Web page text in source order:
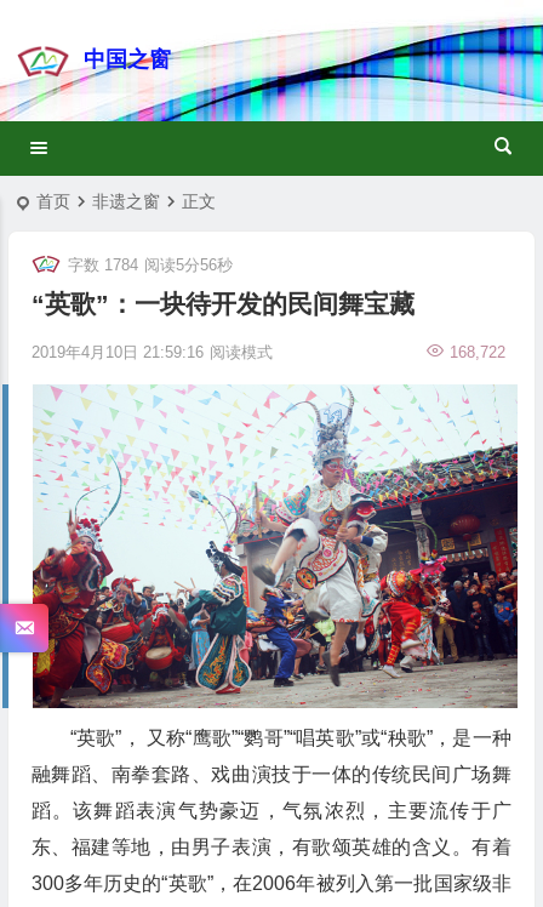
中国之窗
首页 非遗之窗 正文
“英歌”：一块待开发的民间舞宝藏
2019年4月10日 21:59:16 168,722
字数 1784 阅读5分56秒
阅读模式
“英歌”， 又称“鹰歌”“鹦哥”“唱英歌”或“秧歌”，是一种
融舞蹈、南拳套路、戏曲演技于一体的传统民间广场舞
蹈。该舞蹈表演气势豪迈，气氛浓烈，主要流传于广
东、福建等地，由男子表演，有歌颂英雄的含义。有着
300多年历史的“英歌”，在2006年被列入第一批国家级非